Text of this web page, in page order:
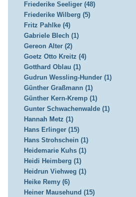
Friederike Seeliger (48)
Friederike Wilberg (5)
Fritz Pahlke (4)
Gabriele Blech (1)
Gereon Alter (2)
Goetz Otto Kreitz (4)
Gotthard Oblau (1)
Gudrun Wessling-Hunder (1)
Günther Graßmann (1)
Günther Kern-Kremp (1)
Gunter Schwachenwalde (1)
Hannah Metz (1)
Hans Erlinger (15)
Hans Strohschein (1)
Heidemarie Kuhs (1)
Heidi Heimberg (1)
Heidrun Viehweg (1)
Heike Remy (6)
Heiner Mausehund (15)